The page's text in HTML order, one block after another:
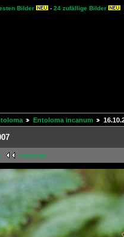
Bilder - 24 zufällige Bilder
Entoloma incanum
vorherige